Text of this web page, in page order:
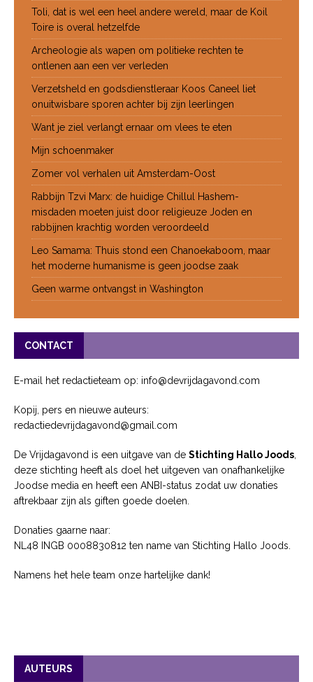
Toli, dat is wel een heel andere wereld, maar de Koil
Toire is overal hetzelfde
Archeologie als wapen om politieke rechten te
ontlenen aan een ver verleden
Verzetsheld en godsdienstleraar Koos Caneel liet
onuitwisbare sporen achter bij zijn leerlingen
Want je ziel verlangt ernaar om vlees te eten
Mijn schoenmaker
Zomer vol verhalen uit Amsterdam-Oost
Rabbijn Tzvi Marx: de huidige Chillul Hashem-
misdaden moeten juist door religieuze Joden en
rabbijnen krachtig worden veroordeeld
Leo Samama: Thuis stond een Chanoekaboom, maar
het moderne humanisme is geen joodse zaak
Geen warme ontvangst in Washington
CONTACT
E-mail het redactieteam op: info@devrijdagavond.com
Kopij, pers en nieuwe auteurs:
redactiedevrijdagavond@gmail.com
De Vrijdagavond is een uitgave van de Stichting Hallo Joods
deze stichting heeft als doel het uitgeven van onafhankelijke
Joodse media en heeft een ANBI-status zodat uw donaties
aftrekbaar zijn als giften goede doelen.
Donaties gaarne naar:
NL48 INGB 0008830812 ten name van Stichting Hallo Joods.
Namens het hele team onze hartelijke dank!
AUTEURS